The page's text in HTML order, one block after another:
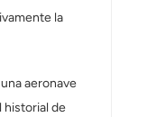
la
aeronave
historial de